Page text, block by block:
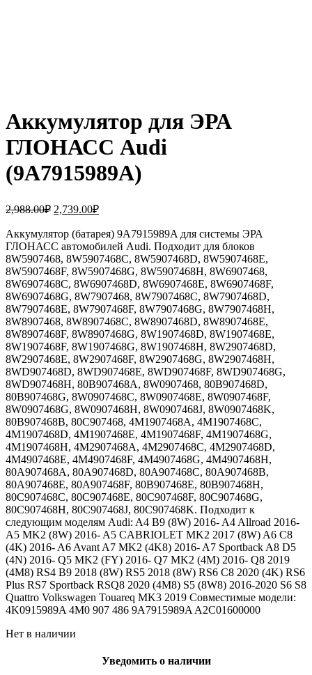
Аккумулятор для ЭРА
ГЛОНАСС Audi
(9A7915989A)
2,988.00₽ Первоначальная
составляла
2,988.00₽.
2,739.00₽Текущая
2,739.00₽.
Аккумулятор (батарея) 9A7915989A для системы ЭРА
ГЛОНАСС автомобилей Audi. Подходит для блоков
8W5907468, 8W5907468C, 8W5907468D, 8W5907468E,
8W5907468F, 8W5907468G, 8W5907468H, 8W6907468,
8W6907468C, 8W6907468D, 8W6907468E, 8W6907468F,
8W6907468G, 8W7907468, 8W7907468C, 8W7907468D,
8W7907468E, 8W7907468F, 8W7907468G, 8W7907468H,
8W8907468, 8W8907468C, 8W8907468D, 8W8907468E,
8W8907468F, 8W8907468G, 8W1907468D, 8W1907468E,
8W1907468F, 8W1907468G, 8W1907468H, 8W2907468D,
8W2907468E, 8W2907468F, 8W2907468G, 8W2907468H,
8WD907468D, 8WD907468E, 8WD907468F, 8WD907468G,
8WD907468H, 80B907468A, 8W0907468, 80B907468D,
80B907468G, 8W0907468C, 8W0907468E, 8W0907468F,
8W0907468G, 8W0907468H, 8W0907468J, 8W0907468K,
80B907468B, 80C907468, 4M1907468A, 4M1907468C,
4M1907468D, 4M1907468E, 4M1907468F, 4M1907468G,
4M1907468H, 4M2907468A, 4M2907468C, 4M2907468D,
4M4907468E, 4M4907468F, 4M4907468G, 4M4907468H,
80A907468A, 80A907468D, 80A907468C, 80A907468B,
80A907468E, 80A907468F, 80B907468E, 80B907468H,
80C907468C, 80C907468E, 80C907468F, 80C907468G,
80C907468H, 80C907468J, 80C907468K. Подходит к
следующим моделям Audi: A4 B9 (8W) 2016- A4 Allroad 2016-
A5 MK2 (8W) 2016- A5 CABRIOLET MK2 2017 (8W) A6 C8
(4K) 2016- A6 Avant A7 MK2 (4K8) 2016- A7 Sportback A8 D5
(4N) 2016- Q5 MK2 (FY) 2016- Q7 MK2 (4M) 2016- Q8 2019
(4M8) RS4 B9 2018 (8W) RS5 2018 (8W) RS6 C8 2020 (4K) RS6
Plus RS7 Sportback RSQ8 2020 (4M8) S5 (8W8) 2016-2020 S6 S8
Quattro Volkswagen Touareq MK3 2019 Совместимые модели:
4K0915989A 4M0 907 486 9A7915989A A2C01600000
Нет в наличии
Уведомить о наличии